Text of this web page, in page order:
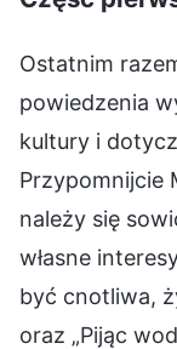
Ostatnim
powiedzenia
kultury i
Przypomnijcie
należy się
własne
być cnotliwa,
oraz „Pijąc